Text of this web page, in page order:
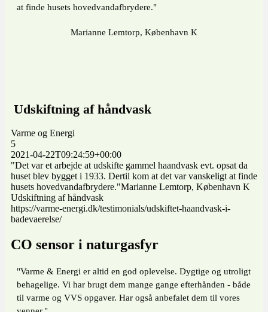
at finde husets hovedvandafbrydere."
Marianne Lemtorp, København K
Udskiftning af håndvask
Varme og Energi
5
2021-04-22T09:24:59+00:00
"Det var et arbejde at udskifte gammel haandvask evt. opsat da
huset blev bygget i 1933. Dertil kom at det var vanskeligt at finde
husets hovedvandafbrydere."Marianne Lemtorp, København K
Udskiftning af håndvask
https://varme-energi.dk/testimonials/udskiftet-haandvask-i-
badevaerelse/
CO sensor i naturgasfyr
"Varme & Energi er altid en god oplevelse. Dygtige og utroligt
behagelige. Vi har brugt dem mange gange efterhånden - både
til varme og VVS opgaver. Har også anbefalet dem til vores